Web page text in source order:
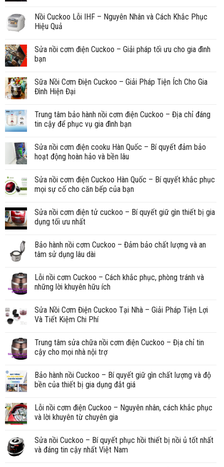
Nồi Cuckoo Lỗi IHF – Nguyên Nhân và Cách Khắc Phục
Hiệu Quả
Sửa nồi cơm điện Cuckoo – Giải pháp tối ưu cho gia đình
bạn
Sữa Nồi Cơm Điện Cuckoo – Giải Pháp Tiện Ích Cho Gia
Đình Hiện Đại
Trung tâm bảo hành nồi cơm điện Cuckoo – Địa chỉ đáng
tin cậy để phục vụ gia đình bạn
Sửa nồi cơm điện cooku Hàn Quốc – Bí quyết đảm bảo
hoạt động hoàn hảo và bền lâu
Sửa nồi cơm điện Cuckoo Hàn Quốc – Bí quyết khắc phục
mọi sự cố cho căn bếp của bạn
Sửa nồi cơm điện tử cuckoo – Bí quyết giữ gìn thiết bị gia
dụng tối ưu nhất
Bảo hành nồi cơm Cuckoo – Đảm bảo chất lượng và an
tâm sử dụng lâu dài
Lỗi nồi cơm Cuckoo – Cách khắc phục, phòng tránh và
những lời khuyên hữu ích
Sửa Nồi Cơm Điện Cuckoo Tại Nhà – Giải Pháp Tiện Lợi
Và Tiết Kiệm Chi Phí
Trung tâm sửa chữa nồi cơm điện Cuckoo – Địa chỉ tin
cậy cho mọi nhà nội trợ
Bảo hành nồi Cuckoo – Bí quyết giữ gìn chất lượng và độ
bền của thiết bị gia dụng đắt giá
Lỗi nồi cơm điện Cuckoo – Nguyên nhân, cách khắc phục
và lời khuyên từ chuyên gia
Sửa nồi Cuckoo – Bí quyết phục hồi thiết bị nồi ủ tốt nhất
và đáng tin cậy nhất Việt Nam